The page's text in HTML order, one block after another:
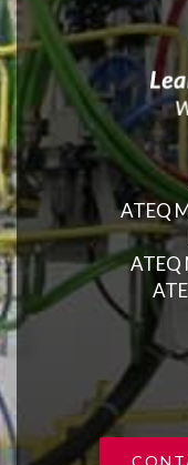
ATEQ
ATEQ